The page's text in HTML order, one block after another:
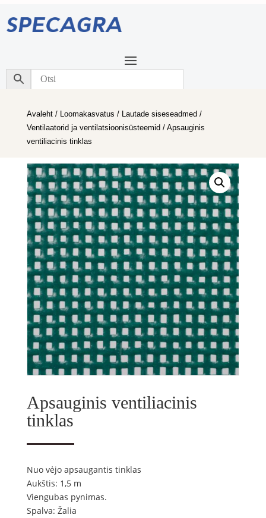
Avaleht/ Loomakasvatus / Lautade siseseadmed /
Ventilaatorid ja ventilatsioonisüsteemid / Apsauginis
ventiliacinis tinklas
Apsauginis ventiliacinis
tinklas
Nuo vėjo apsaugantis tinklas
Aukštis: 1,5 m
Viengubas pynimas.
Spalva: Žalia